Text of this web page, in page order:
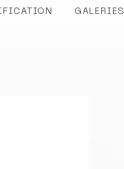
GALERIES